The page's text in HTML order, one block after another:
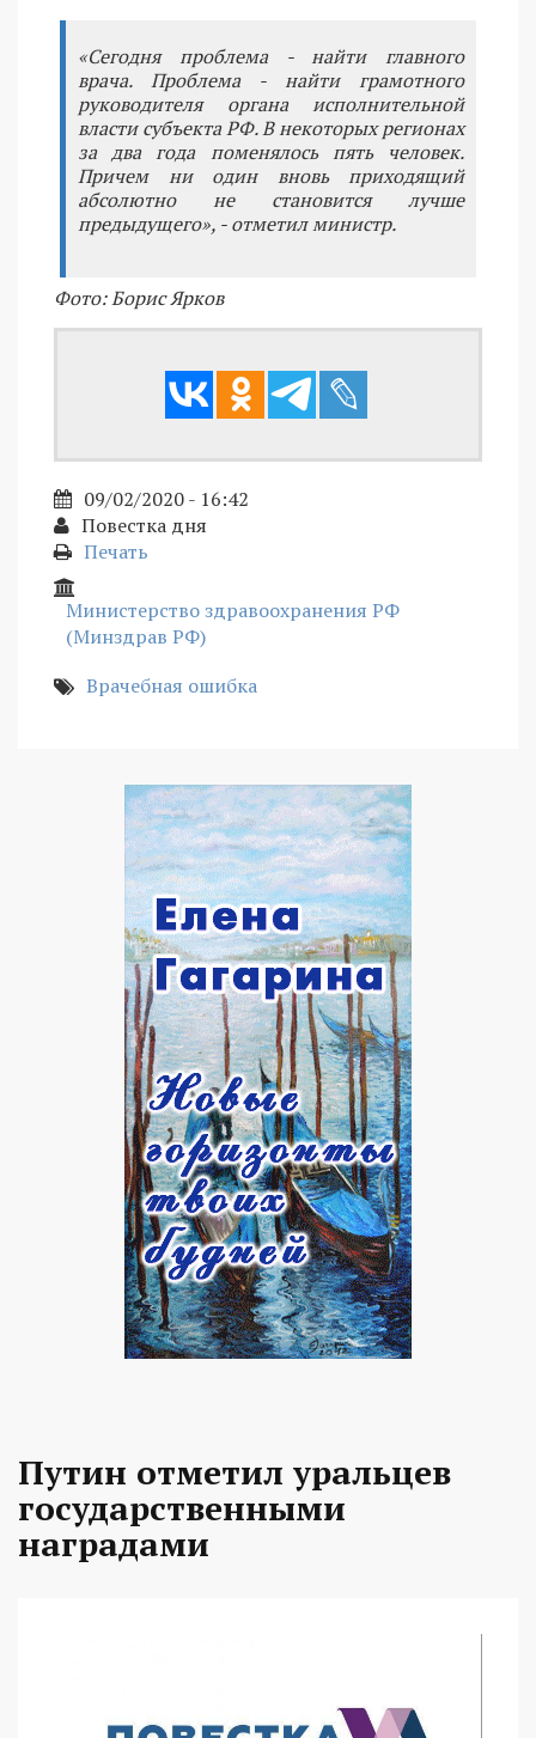
«Сегодня проблема - найти главного
врача. Проблема - найти грамотного
руководителя органа исполнительной
власти субъекта РФ. В некоторых регионах
за два года поменялось пять человек.
Причем ни один вновь приходящий
абсолютно не становится лучше
предыдущего», - отметил министр.
Фото: Борис Ярков
09/02/2020 - 16:42
Повестка дня
Печать
Министерство здравоохранения РФ
(Минздрав РФ)
Врачебная ошибка
Путин отметил уральцев
государственными
наградами